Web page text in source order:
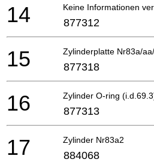
Keine Informationen
14 877312
Zylinderplatte Nr83a/
15 877318
Zylinder O-ring
16 877313
Zylinder Nr83a2
17 884068